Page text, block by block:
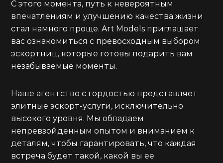
С этого момента, путь к невероятным
впечатлениям и улучшению качества жизни
стал намного проще. Art Models приглашает
вас ознакомиться с превосходным выбором
эскортниц, которые готовы подарить вам
незабываемые моменты.
Наше агентство с гордостью представляет
элитные эскорт-услуги, исключительно
высокого уровня. Мы обладаем
непревзойденным опытом и вниманием к
деталям, чтобы гарантировать, что каждая
встреча будет такой, какой вы ее